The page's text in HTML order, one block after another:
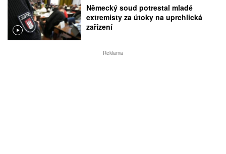
Německý soud potrestal mladé
extremisty za útoky na uprchlická
zařízení
Reklama